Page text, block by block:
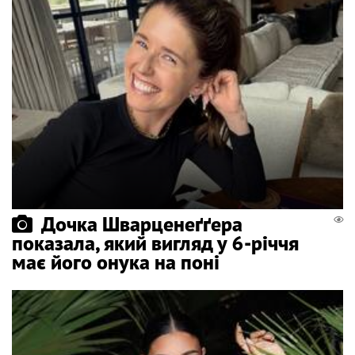
Дочка Шварценеґґера
показала, який вигляд у 6-річчя
має його онука на поні